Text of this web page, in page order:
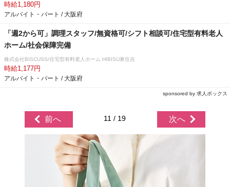
時給1,180円
アルバイト・パート / 大阪府
「週2から可」調理スタッフ/無資格可/シフト相談可/住宅型有料老人
ホーム/社会保障完備
株式会社BISCUSS/住宅型有料老人ホーム HIBISU東住吉
時給1,177円
アルバイト・パート / 大阪府
sponsored by 求人ボックス
前へ 11 / 19 次へ